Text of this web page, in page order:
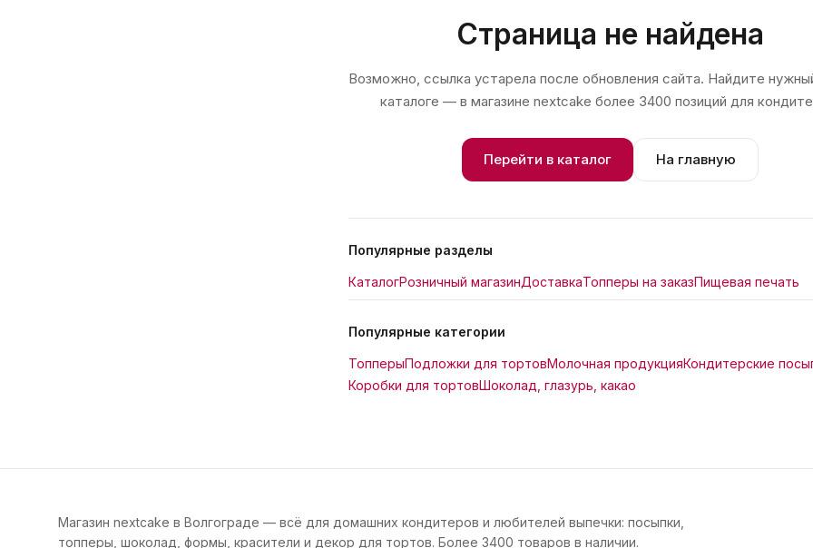
Страница не найдена
Возможно, ссылка устарела после обновления сайта. Найдите
каталоге — в магазине nextcake более 3400 позиций для
Перейти в каталог На главную
Популярные разделы
КаталогРозничный магазинДоставкаТопперы на заказПищевая печать
Популярные категории
ТопперыПодложки для тортовМолочная продукцияКондитерские
Коробки для тортовШоколад, глазурь, какао
Магазин nextcake в Волгограде — всё для домашних кондитеров и любителей выпечки: посыпки,
топперы, шоколад, формы, красители и декор для тортов. Более 3400 товаров в наличии.